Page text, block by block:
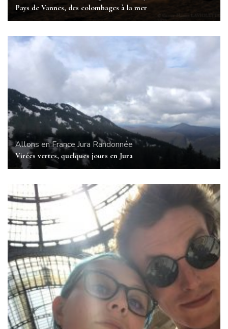
Pays de Vannes, des colombages à la mer
Allons en France Jura Randonnée
Virées vertes, quelques jours en Jura